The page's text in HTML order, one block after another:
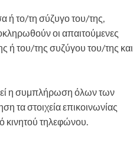
ή το/τη σύζυγο του/της,
οι απαιτούμενες
ή του/της συζύγου του/της και
η συμπλήρωση όλων των
τα στοιχεία επικοινωνίας
κινητού τηλεφώνου.